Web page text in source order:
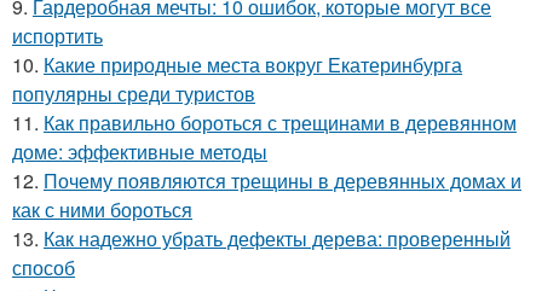
9. Гардеробная мечты: 10 ошибок, которые могут все
испортить
10. Какие природные места вокруг Екатеринбурга
популярны среди туристов
11. Как правильно бороться с трещинами в деревянном
доме: эффективные методы
12. Почему появляются трещины в деревянных домах и
как с ними бороться
13. Как надежно убрать дефекты дерева: проверенный
способ